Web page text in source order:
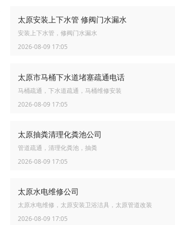
太原安装上下水管 修阀门水漏水
安装上下水管，修阀门水漏水
2026-08-09 17:05
太原市马桶下水道堵塞疏通电话
马桶疏通，下水道疏通，马桶维修安装
2026-08-09 17:05
太原抽粪清理化粪池公司
管道疏通，清理化粪池，抽粪
2026-08-09 17:05
太原水电维修公司
太原水电维修，太原安装卫浴洁具，太原管道改装
2026-08-09 17:05